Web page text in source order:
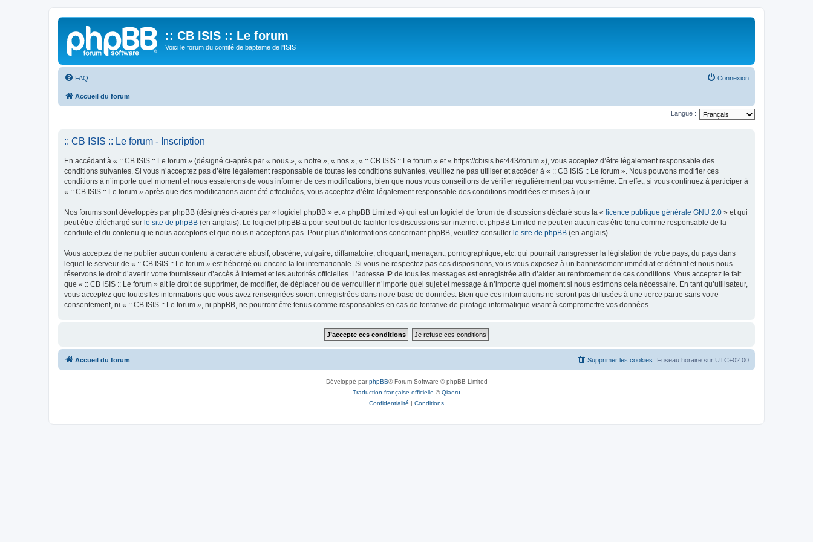
:: CB ISIS :: Le forum
Voici le forum du comité de bapteme de l'ISIS
FAQ Connexion
Accueil du forum
Langue :
:: CB ISIS :: Le forum - Inscription
En accédant à « :: CB ISIS :: Le forum » (désigné ci-après par « nous », « notre », « nos », « :: CB ISIS :: Le forum » et « https://cbisis.be:443/forum »), vous acceptez d’être légalement responsable des
conditions suivantes. Si vous n’acceptez pas d’être légalement responsable de toutes les conditions suivantes, veuillez ne pas utiliser et accéder à « :: CB ISIS :: Le forum ». Nous pouvons modifier ces
conditions à n’importe quel moment et nous essaierons de vous informer de ces modifications, bien que nous vous conseillons de vérifier régulièrement par vous-même. En effet, si vous continuez à participer à
« :: CB ISIS :: Le forum » après que des modifications aient été effectuées, vous acceptez d’être légalement responsable des conditions modifiées et mises à jour.
Nos forums sont développés par phpBB (désignés ci-après par « logiciel phpBB » et « phpBB Limited ») qui est un logiciel de forum de discussions déclaré sous la « licence publique générale GNU 2.0 » et qui
peut être téléchargé sur le site de phpBB (en anglais). Le logiciel phpBB a pour seul but de faciliter les discussions sur internet et phpBB Limited ne peut en aucun cas être tenu comme responsable de la
conduite et du contenu que nous acceptons et que nous n’acceptons pas. Pour plus d’informations concernant phpBB, veuillez consulter le site de phpBB (en anglais).
Vous acceptez de ne publier aucun contenu à caractère abusif, obscène, vulgaire, diffamatoire, choquant, menaçant, pornographique, etc. qui pourrait transgresser la législation de votre pays, du pays dans
lequel le serveur de « :: CB ISIS :: Le forum » est hébergé ou encore la loi internationale. Si vous ne respectez pas ces dispositions, vous vous exposez à un bannissement immédiat et définitif et nous nous
réservons le droit d’avertir votre fournisseur d’accès à internet et les autorités officielles. L’adresse IP de tous les messages est enregistrée afin d’aider au renforcement de ces conditions. Vous acceptez le fait
que « :: CB ISIS :: Le forum » ait le droit de supprimer, de modifier, de déplacer ou de verrouiller n’importe quel sujet et message à n’importe quel moment si nous estimons cela nécessaire. En tant qu’utilisateur,
vous acceptez que toutes les informations que vous avez renseignées soient enregistrées dans notre base de données. Bien que ces informations ne seront pas diffusées à une tierce partie sans votre
consentement, ni « :: CB ISIS :: Le forum », ni phpBB, ne pourront être tenus comme responsables en cas de tentative de piratage informatique visant à compromettre vos données.
Accueil du forum Fuseau horaire sur UTC+02:00
Supprimer les cookies
Développé parphpBB® Forum Software © phpBB Limited
Traduction française officielle ©Qiaeru
Confidentialité | Conditions